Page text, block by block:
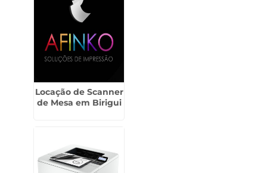
Locação de Scanner
de Mesa em Birigui